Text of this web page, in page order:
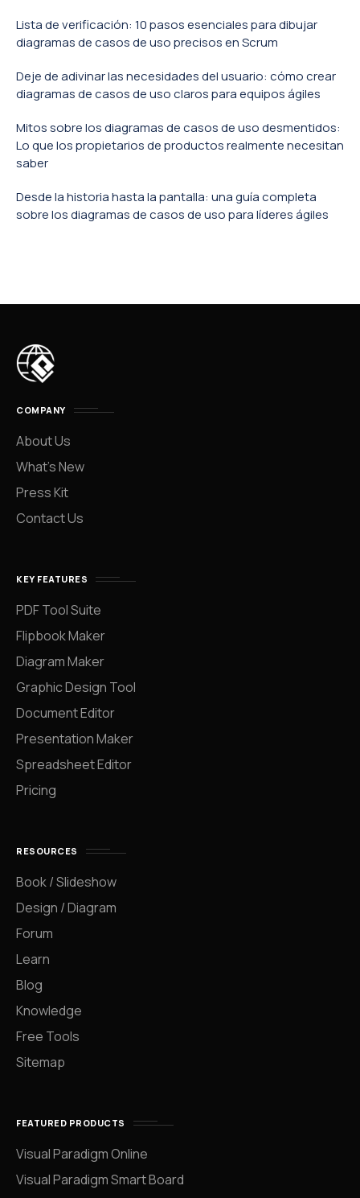
Lista de verificación: 10 pasos esenciales para dibujar
diagramas de casos de uso precisos en Scrum
Deje de adivinar las necesidades del usuario: cómo crear
diagramas de casos de uso claros para equipos ágiles
Mitos sobre los diagramas de casos de uso desmentidos:
Lo que los propietarios de productos realmente necesitan
saber
Desde la historia hasta la pantalla: una guía completa
sobre los diagramas de casos de uso para líderes ágiles
COMPANY
About Us
What’s New
Press Kit
Contact Us
KEY FEATURES
PDF Tool Suite
Flipbook Maker
Diagram Maker
Graphic Design Tool
Document Editor
Presentation Maker
Spreadsheet Editor
Pricing
RESOURCES
Book / Slideshow
Design / Diagram
Forum
Learn
Blog
Knowledge
Free Tools
Sitemap
FEATURED PRODUCTS
Visual Paradigm Online
Visual Paradigm Smart Board